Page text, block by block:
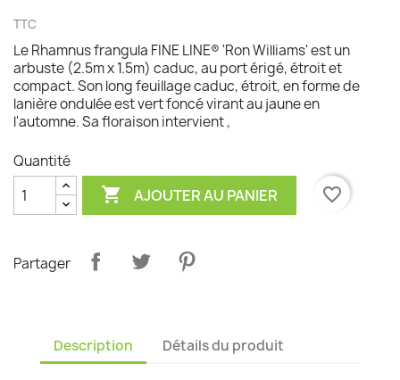
TTC
Le Rhamnus frangula FINE LINE® 'Ron Williams' est un
arbuste (2.5m x 1.5m) caduc, au port érigé, étroit et
compact. Son long feuillage caduc, étroit, en forme de
lanière ondulée est vert foncé virant au jaune en
l'automne. Sa floraison intervient ,
Quantité
 AJOUTER AU PANIER favorite_border
Partager
Description Détails du produit